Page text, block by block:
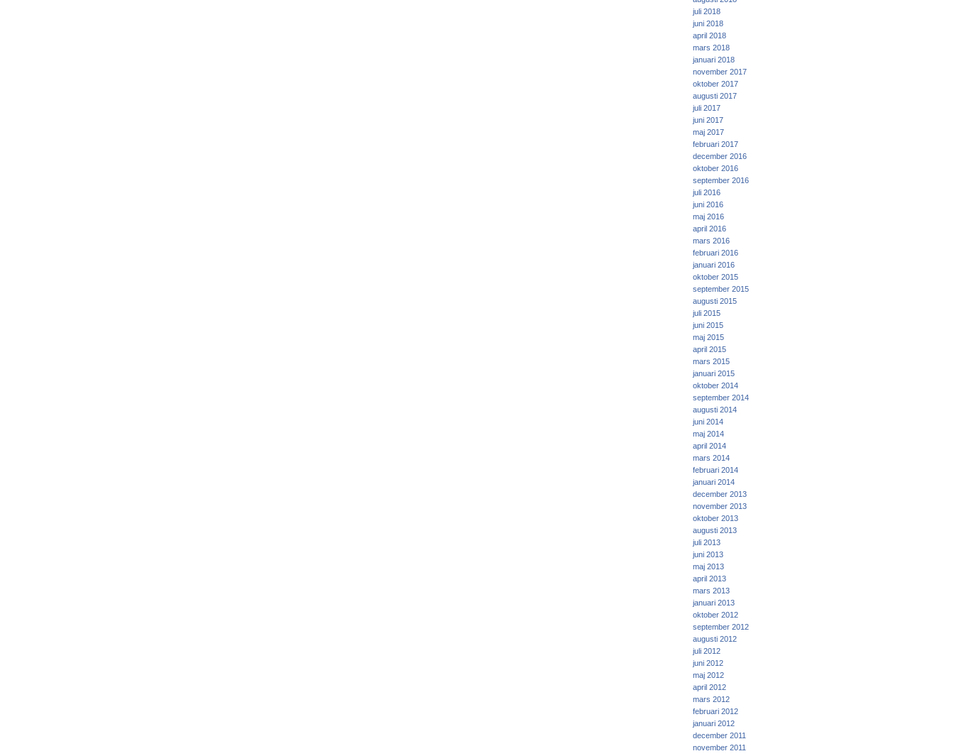
juli 2018
juni 2018
april 2018
mars 2018
januari 2018
november 2017
oktober 2017
augusti 2017
juli 2017
juni 2017
maj 2017
februari 2017
december 2016
oktober 2016
september 2016
juli 2016
juni 2016
maj 2016
april 2016
mars 2016
februari 2016
januari 2016
oktober 2015
september 2015
augusti 2015
juli 2015
juni 2015
maj 2015
april 2015
mars 2015
januari 2015
oktober 2014
september 2014
augusti 2014
juni 2014
maj 2014
april 2014
mars 2014
februari 2014
januari 2014
december 2013
november 2013
oktober 2013
augusti 2013
juli 2013
juni 2013
maj 2013
april 2013
mars 2013
januari 2013
oktober 2012
september 2012
augusti 2012
juli 2012
juni 2012
maj 2012
april 2012
mars 2012
februari 2012
januari 2012
december 2011
november 2011